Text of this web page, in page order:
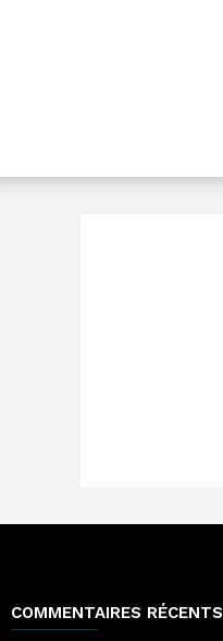
COMMENTAIRES RÉCENTS